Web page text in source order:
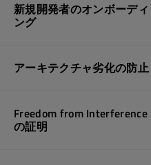
新規開発者のオンボーディ
ング
アーキテクチャ劣化の防止
Freedom from Interference
の証明